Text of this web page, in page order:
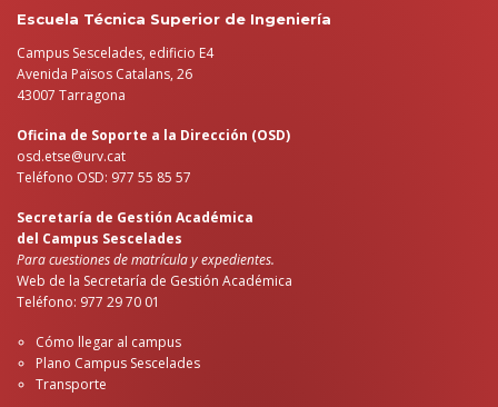
Escuela Técnica Superior de Ingeniería
Campus Sescelades, edificio E4
Avenida Països Catalans, 26
43007 Tarragona
Oficina de Soporte a la Dirección (OSD)
osd.etse@urv.cat
Teléfono OSD: 977 55 85 57
Secretaría de Gestión Académica
del Campus Sescelades
Para cuestiones de matrícula y expedientes.
Web de la Secretaría de Gestión Académica
Teléfono: 977 29 70 01
Cómo llegar al campus
Plano Campus Sescelades
Transporte